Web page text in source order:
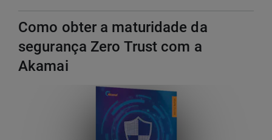
Como obter a maturidade da
segurança Zero Trust com a
Akamai